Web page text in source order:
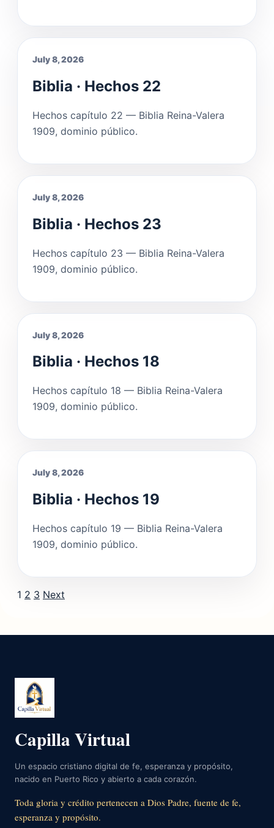
July 8, 2026
Biblia · Hechos 22
Hechos capítulo 22 — Biblia Reina-Valera
1909, dominio público.
July 8, 2026
Biblia · Hechos 23
Hechos capítulo 23 — Biblia Reina-Valera
1909, dominio público.
July 8, 2026
Biblia · Hechos 18
Hechos capítulo 18 — Biblia Reina-Valera
1909, dominio público.
July 8, 2026
Biblia · Hechos 19
Hechos capítulo 19 — Biblia Reina-Valera
1909, dominio público.
Posts pagination
1 2 3 Next
Capilla Virtual
Un espacio cristiano digital de fe, esperanza y propósito,
nacido en Puerto Rico y abierto a cada corazón.
Toda gloria y crédito pertenecen a Dios Padre, fuente de fe,
esperanza y propósito.